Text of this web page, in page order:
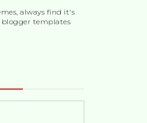
always find it's
templates